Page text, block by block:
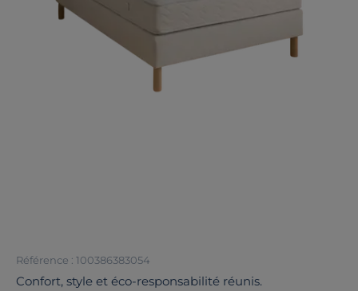
Référence : 100386383054
Confort, style et éco-responsabilité réunis.